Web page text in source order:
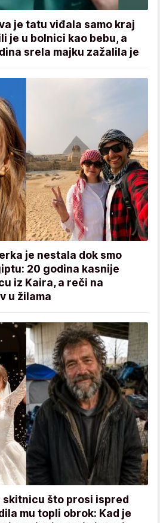
je tatu viđala samo kraj
je u bolnici kao bebu, a
srela majku zažalila je
je nestala dok smo
20 godina kasnije
iz Kaira, a reči na
u žilama
skitnicu što prosi ispred
mu topli obrok: Kad je